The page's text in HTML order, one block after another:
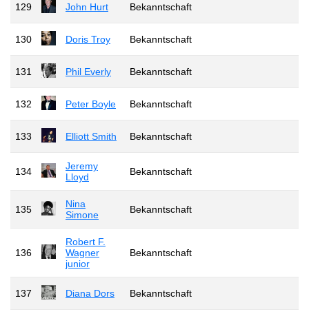
129 John Hurt Bekanntschaft
130 Doris Troy Bekanntschaft
131 Phil Everly Bekanntschaft
132 Peter Boyle Bekanntschaft
133 Elliott Smith Bekanntschaft
134
Jeremy
Lloyd
Bekanntschaft
135
Nina
Simone
Bekanntschaft
136
Robert F.
Wagner
junior
Bekanntschaft
137 Diana Dors Bekanntschaft